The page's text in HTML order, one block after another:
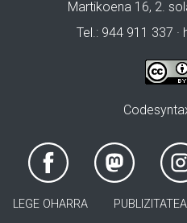
Martikoena 16, 2.
Tel.: 944 911 337 ·
LEGE OHARRA PUBLIZITATEA